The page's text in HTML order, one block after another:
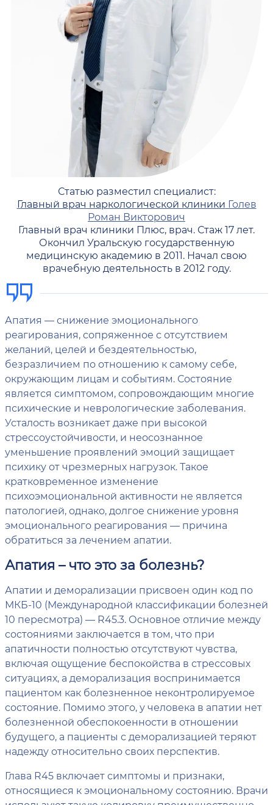
Статью разместил специалист:
Главный врач наркологической клиники Голев
Роман Викторович
Главный врач клиники Плюс, врач. Стаж 17 лет.
Окончил Уральскую государственную
медицинскую академию в 2011. Начал свою
врачебную деятельность в 2012 году.
Апатия — снижение эмоционального
реагирования, сопряженное с отсутствием
желаний, целей и бездеятельностью,
безразличием по отношению к самому себе,
окружающим лицам и событиям. Состояние
является симптомом, сопровождающим многие
психические и неврологические заболевания.
Усталость возникает даже при высокой
стрессоустойчивости, и неосознанное
уменьшение проявлений эмоций защищает
психику от чрезмерных нагрузок. Такое
кратковременное изменение
психоэмоциональной активности не является
патологией, однако, долгое снижение уровня
эмоционального реагирования — причина
обратиться за лечением апатии.
Апатия – что это за болезнь?
Апатии и деморализации присвоен один код по
МКБ-10 (Международной классификации болезней
10 пересмотра) — R45.3. Основное отличие между
состояниями заключается в том, что при
апатичности полностью отсутствуют чувства,
включая ощущение беспокойства в стрессовых
ситуациях, а деморализация воспринимается
пациентом как болезненное неконтролируемое
состояние. Помимо этого, у человека в апатии нет
болезненной обеспокоенности в отношении
будущего, а пациенты с деморализацией теряют
надежду относительно своих перспектив.
Глава R45 включает симптомы и признаки,
относящиеся к эмоциональному состоянию. Врачи